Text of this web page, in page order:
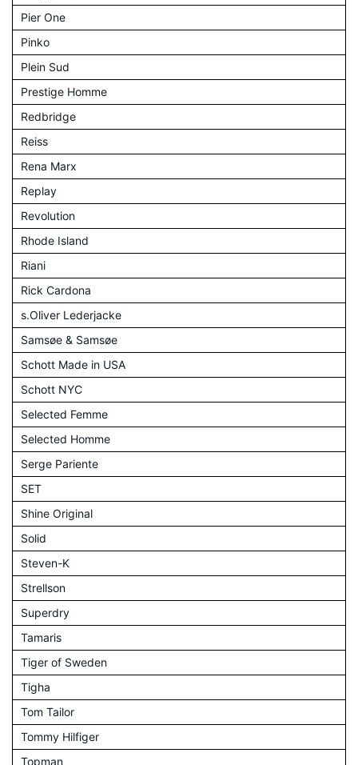
Pier One
Pinko
Plein Sud
Prestige Homme
Redbridge
Reiss
Rena Marx
Replay
Revolution
Rhode Island
Riani
Rick Cardona
s.Oliver Lederjacke
Samsøe & Samsøe
Schott Made in USA
Schott NYC
Selected Femme
Selected Homme
Serge Pariente
SET
Shine Original
Solid
Steven-K
Strellson
Superdry
Tamaris
Tiger of Sweden
Tigha
Tom Tailor
Tommy Hilfiger
Topman